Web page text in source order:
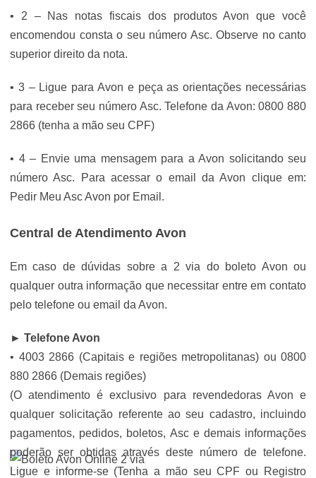
• 2 – Nas notas fiscais dos produtos Avon que você
encomendou consta o seu número Asc. Observe no canto
superior direito da nota.
• 3 – Ligue para Avon e peça as orientações necessárias
para receber seu número Asc. Telefone da Avon: 0800 880
2866 (tenha a mão seu CPF)
• 4 – Envie uma mensagem para a Avon solicitando seu
número Asc. Para acessar o email da Avon clique em:
Pedir Meu Asc Avon por Email.
Central de Atendimento Avon
Em caso de dúvidas sobre a 2 via do boleto Avon ou
qualquer outra informação que necessitar entre em contato
pelo telefone ou email da Avon.
► Telefone Avon
• 4003 2866 (Capitais e regiões metropolitanas) ou 0800
880 2866 (Demais regiões)
(O atendimento é exclusivo para revendedoras Avon e
qualquer solicitação referente ao seu cadastro, incluindo
pagamentos, pedidos, boletos, Asc e demais informações
poderão ser obtidas através deste número de telefone.
Ligue e informe-se (Tenha a mão seu CPF ou Registro